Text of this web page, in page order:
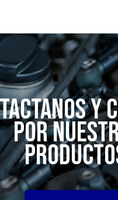
Y
POR